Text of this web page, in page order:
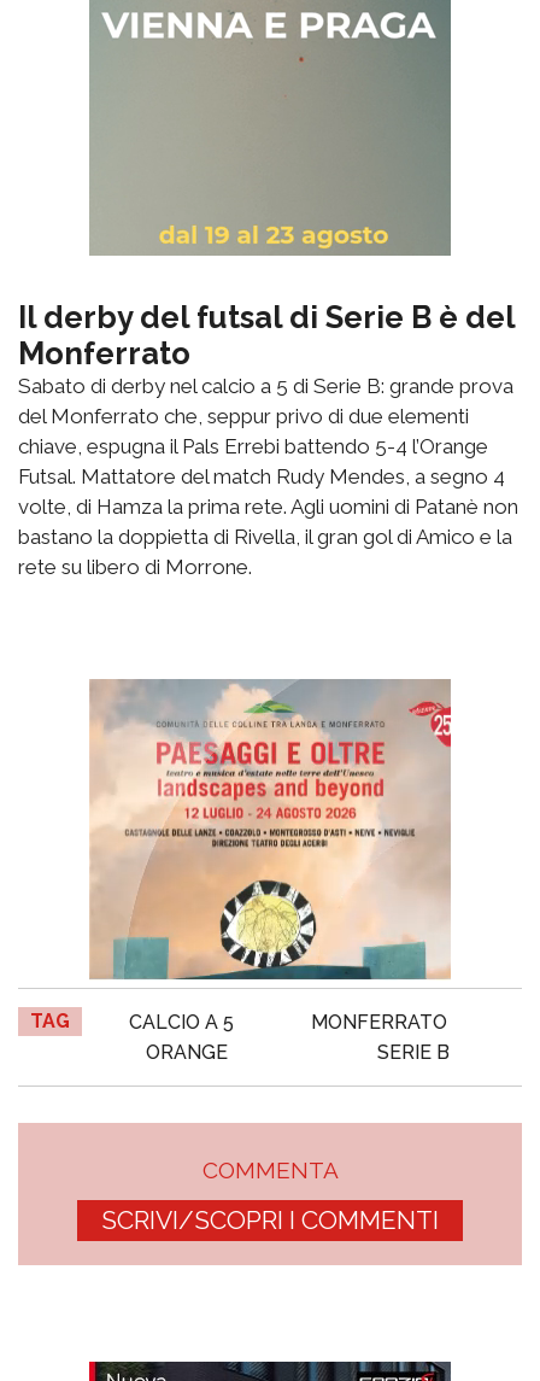
Il derby del futsal di Serie B è del
Monferrato
Sabato di derby nel calcio a 5 di Serie B: grande prova
del Monferrato che, seppur privo di due elementi
chiave, espugna il Pals Errebi battendo 5-4 l’Orange
Futsal. Mattatore del match Rudy Mendes, a segno 4
volte, di Hamza la prima rete. Agli uomini di Patanè non
bastano la doppietta di Rivella, il gran gol di Amico e la
rete su libero di Morrone.
TAG CALCIO A 5
MONFERRATO
ORANGE
SERIE B
COMMENTA
SCRIVI/SCOPRI I COMMENTI